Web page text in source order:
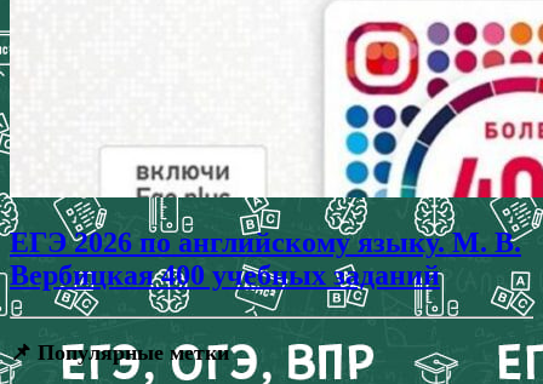
ЕГЭ 2026 по английскому языку. М. В.
Вербицкая 400 учебных заданий
📌 Популярные метки